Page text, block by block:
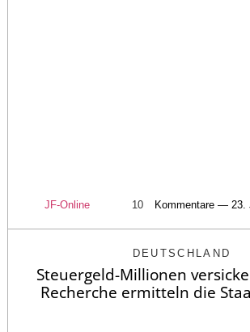
JF-Online 10 Kommentare — 23.
DEUTSCHLAND
Steuergeld-Millionen
Recherche ermitteln die